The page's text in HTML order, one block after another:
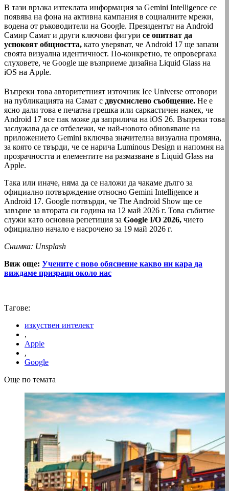
В тази връзка изтеклата информация за Gemini Intelligence се
появява на фона на активна кампания в социалните мрежи,
водена от ръководители на Google. Президентът на Android
Самир Самат и други ключови фигури се опитват да
успокоят общността, като уверяват, че Android 17 ще запази
своята визуална идентичност. По-конкретно, те опровергаха
слуховете, че Google ще възприеме дизайна Liquid Glass на
iOS на Apple.
Въпреки това авторитетният източник Ice Universe отговори
на публикацията на Самат с двусмислено съобщение. Не е
ясно дали това е печатна грешка или саркастичен намек, че
Android 17 все пак може да заприлича на iOS 26. Въпреки това
заслужава да се отбележи, че най-новото обновяване на
приложението Gemini включва значителна визуална промяна,
за която се твърди, че се нарича Luminous Design и напомня на
прозрачността и елементите на размазване в Liquid Glass на
Apple.
Така или иначе, няма да се наложи да чакаме дълго за
официално потвърждение относно Gemini Intelligence и
Android 17. Google потвърди, че The Android Show ще се
завърне за втората си година на 12 май 2026 г. Това събитие
служи като основна репетиция за Google I/O 2026, чието
официално начало е насрочено за 19 май 2026 г.
Снимка: Unsplash
Виж още: Учените с ново обяснение какво ни кара да
виждаме призраци около нас
Тагове:
изкуствен интелект
,
Apple
,
Google
Още по темата